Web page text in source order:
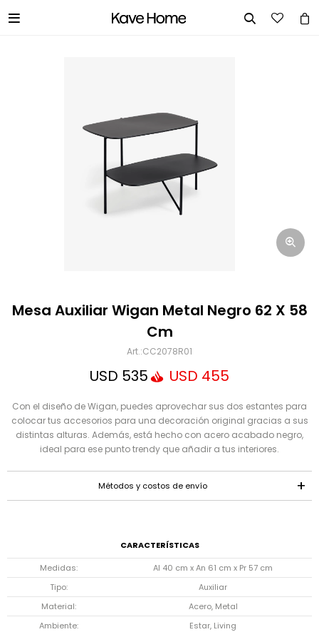
 
Mesa Auxiliar Wigan Metal Negro 62 X 58
Cm
CC2078R01
USD 535 USD 455
Con el diseño de Wigan, puedes aprovechar sus dos estantes para
colocar tus accesorios para una decoración original gracias a sus
distintas alturas. Además, está hecho con acero acabado negro,
ideal para ese punto trendy que añadir a tus interiores.
Métodos y costos de envío
CARACTERÍSTICAS
Medidas
Al 40 cm x An 61 cm x Pr 57 cm
Tipo
Auxiliar
Material
Acero, Metal
Ambiente
Estar, Living